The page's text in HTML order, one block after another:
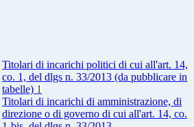
Titolari di incarichi politici di cui all'art. 14,
co. 1, del dlgs n. 33/2013 (da pubblicare in
tabelle) 1
Titolari di incarichi di amministrazione, di
direzione o di governo di cui all'art. 14, co.